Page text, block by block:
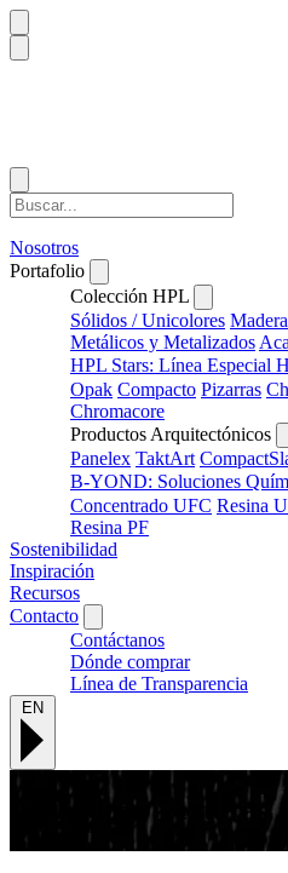
Nosotros
Portafolio
Colección HPL
Sólidos / Unicolores
Metálicos y Metalizados
HPL Stars: Línea Especial
Opak Compacto Pizarras
Chromacore
Productos Arquitectónicos
Panelex TaktArt
B-YOND: Soluciones
Concentrado UFC Resina
Resina PF
Sostenibilidad
Inspiración
Recursos
Contacto
Contáctanos
Dónde comprar
Línea de Transparencia
EN
Acabados y Texturas